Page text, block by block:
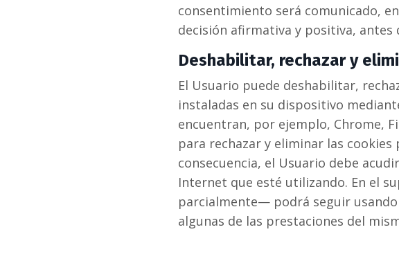
consentimiento será comunicado,
decisión afirmativa y positiva,
Deshabilitar, rechazar y
El Usuario puede deshabilitar,
instaladas en su dispositivo
encuentran, por ejemplo, Chrome,
para rechazar y eliminar las
consecuencia, el Usuario debe
Internet que esté utilizando. En el
parcialmente— podrá seguir
algunas de las prestaciones del